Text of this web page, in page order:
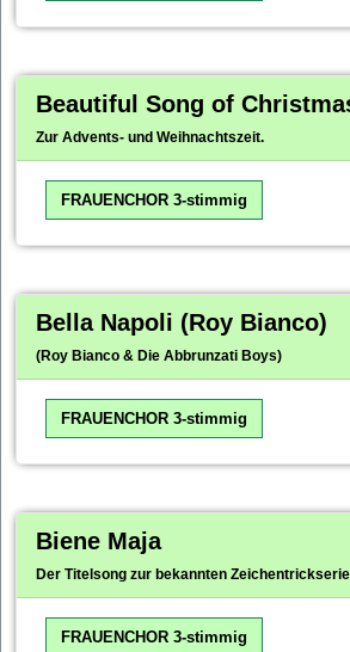
Beautiful Song of
Zur Advents- und Weihnachtszeit.
FRAUENCHOR 3-stimmig
Bella Napoli (Roy Bianco)
(Roy Bianco & Die Abbrunzati Boys)
FRAUENCHOR 3-stimmig
Biene Maja
Der Titelsong zur bekannten
FRAUENCHOR 3-stimmig